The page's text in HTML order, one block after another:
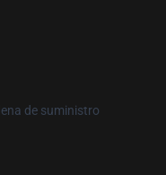
de suministro